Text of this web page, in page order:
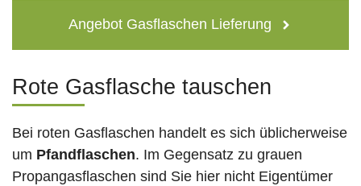
Angebot Gasflaschen Lieferung
Rote Gasflasche tauschen
Bei roten Gasflaschen handelt es sich üblicherweise
um Pfandflaschen. Im Gegensatz zu grauen
Propangasflaschen sind Sie hier nicht Eigentümer